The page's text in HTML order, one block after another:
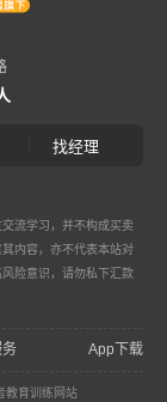
找经理
流学习，并不构成买卖
内容，亦不代表本站对
险意识，请勿私下汇款
App下载
教育训练网站